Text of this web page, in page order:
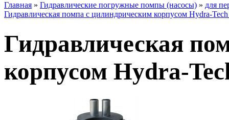
Главная » Гидравлические погружные помпы (насосы) » для
Гидравлическая помпа с цилиндрическим корпусом Hydra-
Гидравлическая
корпусом Hydra-